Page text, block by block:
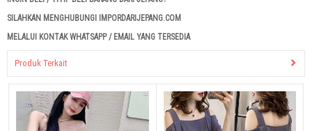
SILAHKAN MENGHUBUNGI IMPORDARIJEPANG.COM
MELALUI KONTAK WHATSAPP / EMAIL YANG TERSEDIA
Produk Terkait